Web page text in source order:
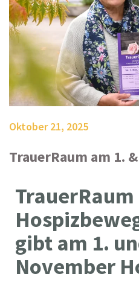
Oktober 21, 2025
TrauerRaum am 1.
gibt am 1.
November